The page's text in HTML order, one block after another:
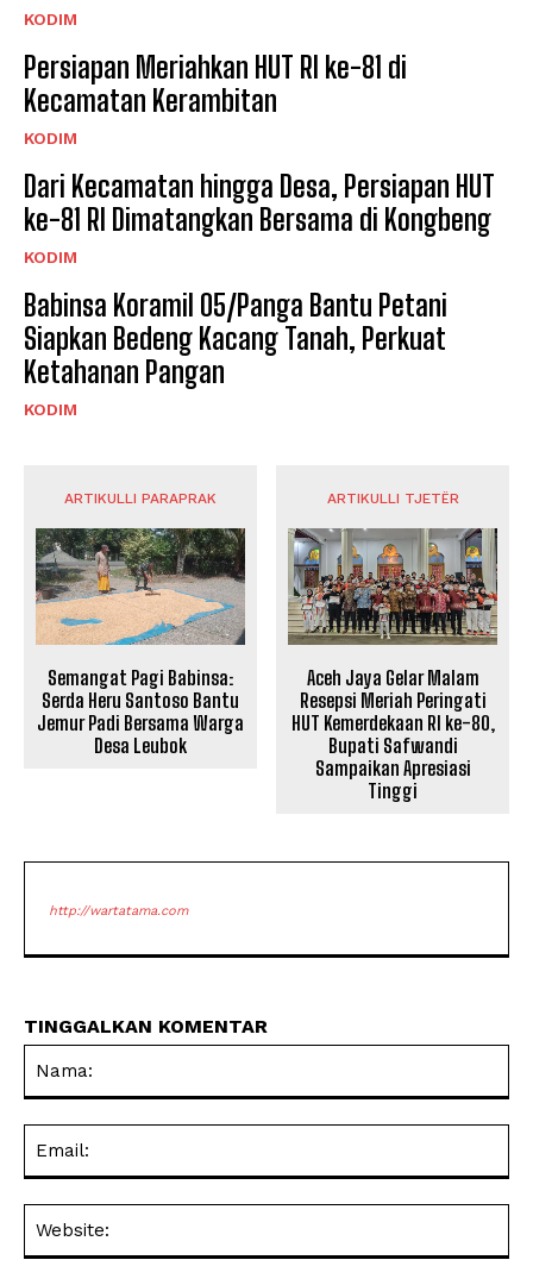
KODIM
Persiapan Meriahkan HUT RI ke-81 di
Kecamatan Kerambitan
KODIM
Dari Kecamatan hingga Desa, Persiapan HUT
ke-81 RI Dimatangkan Bersama di Kongbeng
KODIM
Babinsa Koramil 05/Panga Bantu Petani
Siapkan Bedeng Kacang Tanah, Perkuat
Ketahanan Pangan
KODIM
ARTIKULLI PARAPRAK
Semangat Pagi Babinsa:
Serda Heru Santoso Bantu
Jemur Padi Bersama Warga
Desa Leubok
ARTIKULLI TJETËR
Aceh Jaya Gelar Malam
Resepsi Meriah Peringati
HUT Kemerdekaan RI ke-80,
Bupati Safwandi
Sampaikan Apresiasi
Tinggi
http://wartatama.com
TINGGALKAN KOMENTAR